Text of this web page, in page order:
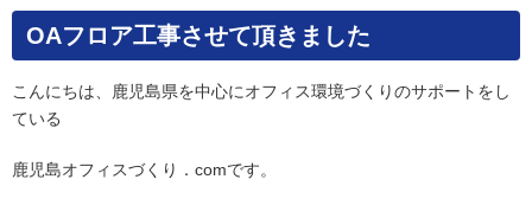
OAフロア工事させて頂きました
こんにちは、鹿児島県を中心にオフィス環境づくりのサポートをし
ている
鹿児島オフィスづくり．comです。